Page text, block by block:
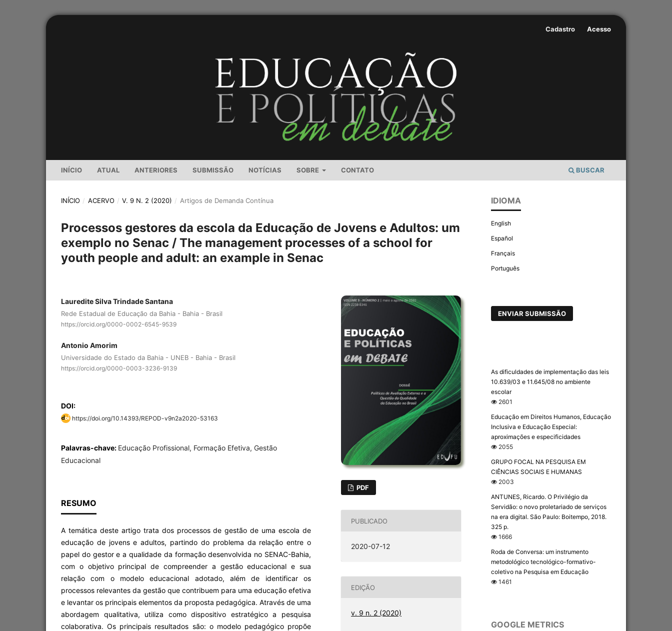
INÍCIO ATUAL ANTERIORES SUBMISSÃO NOTÍCIAS SOBRE CONTATO BUSCAR
Cadastro Acesso
INÍCIO / ACERVO / V. 9 N. 2 (2020) / Artigos de Demanda Contínua
Processos gestores da escola da Educação de Jovens e Adultos: um
exemplo no Senac / The management processes of a school for
youth people and adult: an example in Senac
Lauredite Silva Trindade Santana
Rede Estadual de Educação da Bahia - Bahia - Brasil
https://orcid.org/0000-0002-6545-9539
Antonio Amorim
Universidade do Estado da Bahia - UNEB - Bahia - Brasil
https://orcid.org/0000-0003-3236-9139
DOI:
https://doi.org/10.14393/REPOD-v9n2a2020-53163
Palavras-chave: Educação Profissional, Formação Efetiva, Gestão
Educacional
RESUMO
A temática deste artigo trata dos processos de gestão de uma escola de
educação de jovens e adultos, partindo do problema da relação entre o
papel do gestor e a qualidade da formação desenvolvida no SENAC-Bahia,
com o objetivo principal de compreender a gestão educacional e sua
relação com o modelo educacional adotado, além de identificar os
processos relevantes da gestão que contribuem para uma educação efetiva
e levantar os principais elementos da proposta pedagógica. Através de uma
abordagem qualitativa, utiliza como dispositivo estratégico a pesquisa
colaborativa. Os principais resultados são: o modelo pedagógico propõe
PDF
PUBLICADO
2020-07-12
EDIÇÃO
v. 9 n. 2 (2020)
IDIOMA
English
Español
Français
Português
ENVIAR SUBMISSÃO
As dificuldades de implementação das leis
10.639/03 e 11.645/08 no ambiente
escolar
2601
Educação em Direitos Humanos, Educação
Inclusiva e Educação Especial:
aproximações e especificidades
2055
GRUPO FOCAL NA PESQUISA EM
CIÊNCIAS SOCIAIS E HUMANAS
2003
ANTUNES, Ricardo. O Privilégio da
Servidão: o novo proletariado de serviços
na era digital. São Paulo: Boitempo, 2018.
325 p.
1666
Roda de Conversa: um instrumento
metodológico tecnológico-formativo-
coletivo na Pesquisa em Educação
1461
GOOGLE METRICS